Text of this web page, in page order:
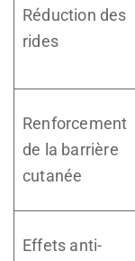
Réduction des
rides
Renforcement
de la barrière
cutanée
Effets anti-